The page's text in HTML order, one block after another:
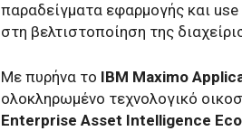
παραδείγματα εφαρμογής και
στη βελτιστοποίηση της
Με πυρήνα το IBM Maximo
ολοκληρωμένο τεχνολογικό
Enterprise Asset Intelligence